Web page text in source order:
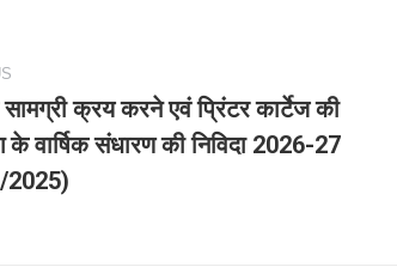
क्रय करने एवं प्रिंटर कार्टेज की
के वार्षिक संधारण की निविदा 2026-27
2025)